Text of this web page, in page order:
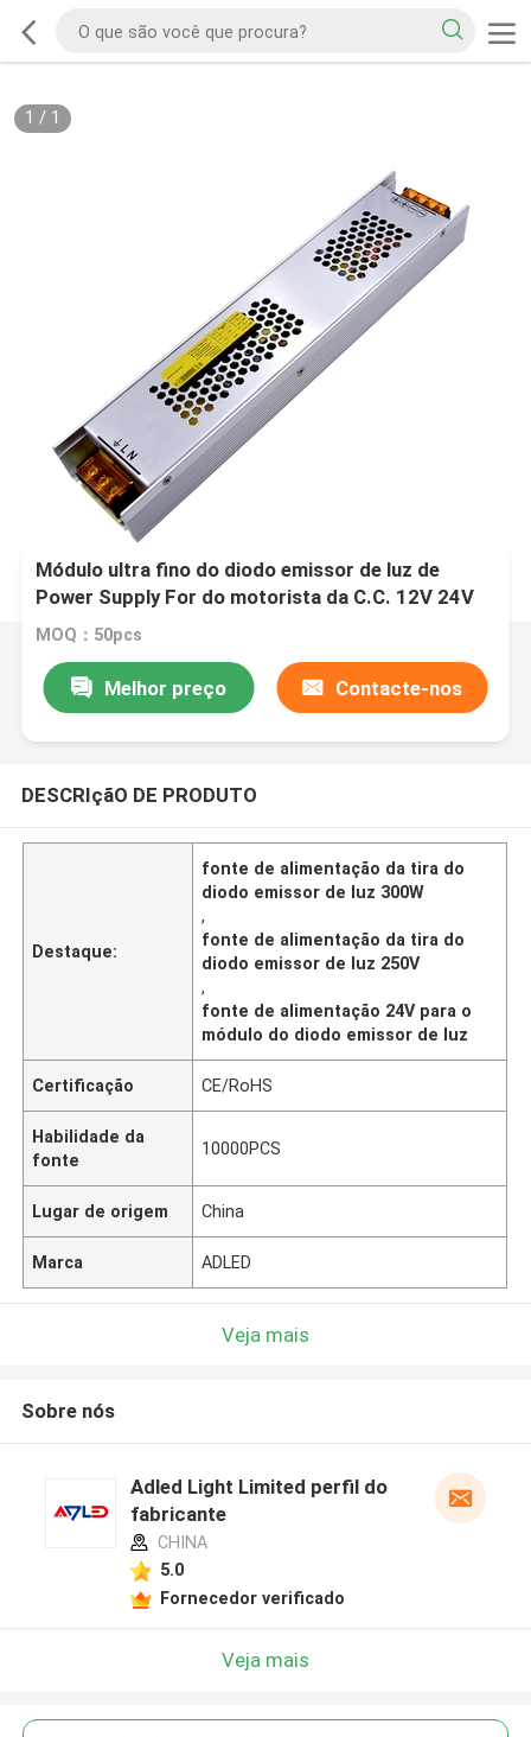
1 / 1
Módulo ultra fino do diodo emissor de luz de
Power Supply For do motorista da C.C. 12V 24V
da fonte de alimentação da tira do diodo emissor
de luz 300W
MOQ：50pcs
Melhor preço Contacte-nos
DESCRIçãO DE PRODUTO
Destaque:
fonte de alimentação da tira do
diodo emissor de luz 300W
,
fonte de alimentação da tira do
diodo emissor de luz 250V
,
fonte de alimentação 24V para o
módulo do diodo emissor de luz
Certificação CE/RoHS
Habilidade da
fonte
10000PCS
Lugar de origem China
Marca ADLED
Veja mais
Sobre nós
Adled Light Limited perfil do
fabricante
CHINA
5.0
Fornecedor verificado
Veja mais